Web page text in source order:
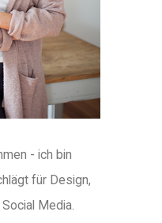
- ich bin
für Design,
Media.